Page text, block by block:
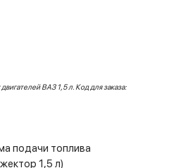
ВАЗ 1,5 л. Код для заказа:
подачи топлива
1,5 л)